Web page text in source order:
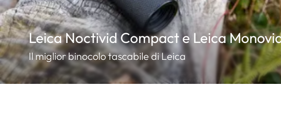
Leica Noctivid Compact e Leica
Il miglior binocolo tascabile di Leica